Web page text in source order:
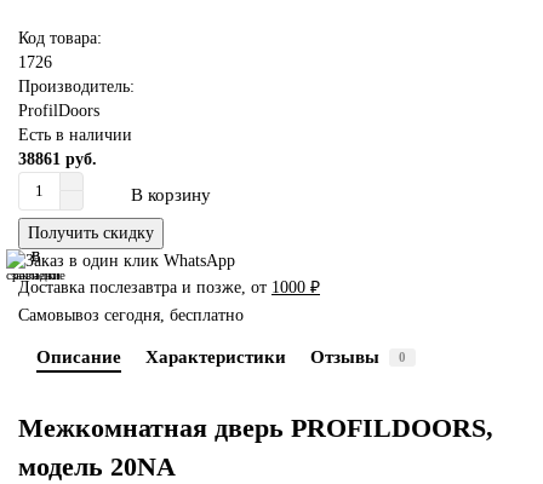
Код товара:
1726
Производитель:
ProfilDoors
Есть в наличии
38861 руб.
В корзину
Получить скидку
В
закладки
В
сравнение
Доставка послезавтра и позже, от 1000 ₽
Самовывоз сегодня, бесплатно
Описание Характеристики Отзывы 0
Межкомнатная дверь PROFILDOORS,
модель 20NA